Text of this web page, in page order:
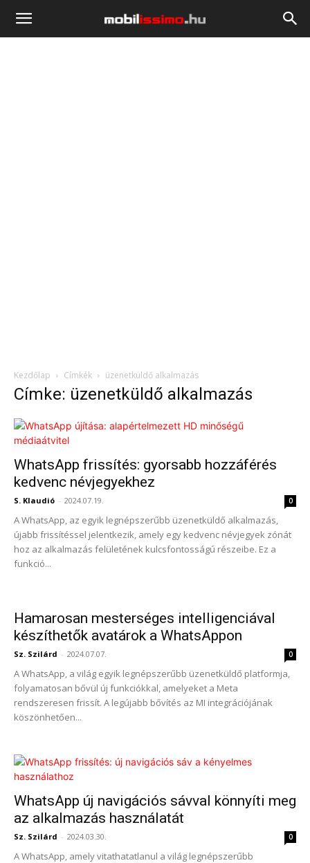
Mobilissimo.hu
Kezdőlap Címkék üzenetküldő alkalmazás
Címke: üzenetküldő alkalmazás
WhatsApp frissítés: gyorsabb hozzáférés
kedvenc névjegyekhez
S. Klaudió - 2024.07.19. 0
A WhatsApp, az egyik legnépszerűbb üzenetküldő alkalmazás,
újabb frissítéssel jelentkezik, amely egy kedvenc névjegyek zónát
hoz az alkalmazás felületének kulcsfontosságú részeibe. Ez a
funkció...
Hamarosan mesterséges intelligenciával
készíthetők avatárok a WhatsAppon
Sz. Szilárd - 2024.07.07. 0
A WhatsApp, a világ egyik legnépszerűbb üzenetküldő platformja,
folyamatosan bővül új funkciókkal, amelyeket a Meta
rendszeresen frissít. A legújabb bővítés az MI integrációjának
köszönhetően...
WhatsApp új navigációs sávval könnyíti meg
az alkalmazás használatát
Sz. Szilárd - 2024.03.30. 0
A WhatsApp, amely vitathatatlanul a világ legnépszerűbb